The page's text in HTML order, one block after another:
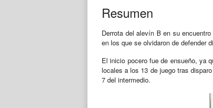
Resumen
Derrota del alevín B en su
en los que se olvidaron de defender
El inicio pocero fue de ensueño, ya
locales a los 13 de juego tras
7 del intermedio.